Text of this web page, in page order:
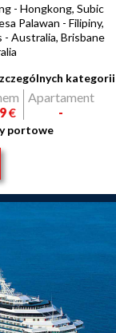
- Hongkong, Subic
Palawan - Filipiny,
- Australia, Brisbane
kategorii
€
Apartament
-
portowe